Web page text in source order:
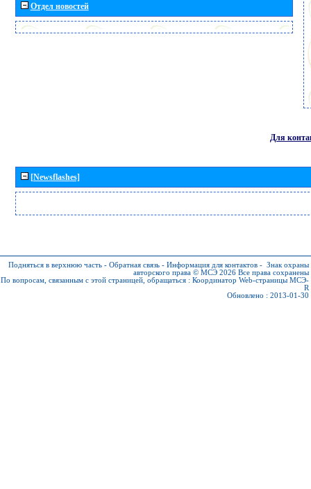
Отдел новостей
Для
[Newsflashes]
Подняться в верхнюю часть - Обратная связь - Информация для контактов - Знак охраны
авторского права © МСЭ 2026 Все права сохранены
По вопросам, связанным с этой страницей, обращаться : Координатор Web-страницы МСЭ-
R
Обновлено : 2013-01-30